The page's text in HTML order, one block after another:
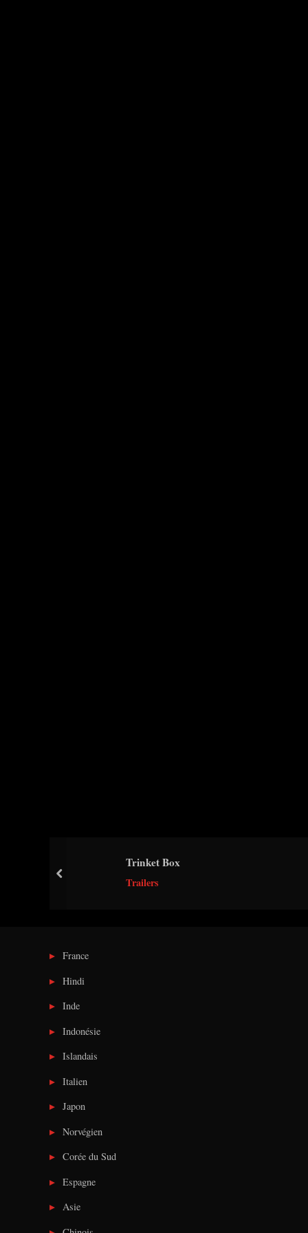
Trinket Box
Trailers
prev
France
Hindi
Inde
Indonésie
Islandais
Italien
Japon
Norvégien
Corée du Sud
Espagne
Asie